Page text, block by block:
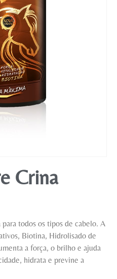
Crina
todos os tipos de cabelo. A
Biotina, Hidrolisado de
a força, o brilho e ajuda
hidrata e previne a